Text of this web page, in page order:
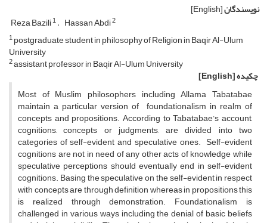
نویسندگان[English]
Reza Bazili1 Hassan Abdi2
1postgraduate student in philosophy of Religion in Baqir Al-Ulum
University
2assistant professor in Baqir Al-Ulum University
چکیده[English]
Most of Muslim philosophers including Allama Tabatabae
maintain a particular version of foundationalism in realm of
concepts and propositions. According to Tabatabae’s account,
cognitions, concepts or judgments, are divided into two
categories of self-evident and speculative ones. Self-evident
cognitions are not in need of any other acts of knowledge while
speculative perceptions should eventually end in self-evident
cognitions. Basing the speculative on the self-evident in respect
with concepts are through definition whereas in propositions this
is realized through demonstration. Foundationalism is
challenged in various ways including the denial of basic beliefs